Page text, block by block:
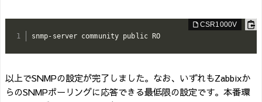
snmp-server community public RO
以上でSNMPの設定が完了しました。なお、いずれもZabbixか
らのSNMPポーリングに応答できる最低限の設定です。本番環